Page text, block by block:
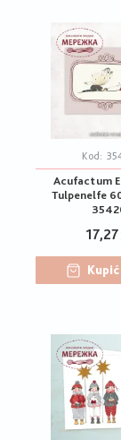
Kod:
Acufactum
Tulpenelfe
17,27
Kupić